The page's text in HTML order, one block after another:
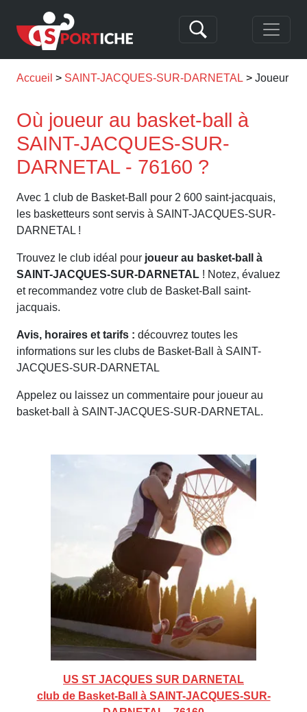
Accueil SAINT-JACQUES-SUR-DARNETAL Joueur au
Où joueur au basket-ball à
SAINT-JACQUES-SUR-
DARNETAL - 76160 ?
Avec 1 club de Basket-Ball pour 2 600 saint-jacquais,
les basketteurs sont servis à SAINT-JACQUES-SUR-
DARNETAL !
Trouvez le club idéal pour joueur au basket-ball à
SAINT-JACQUES-SUR-DARNETAL ! Notez, évaluez
et recommandez votre club de Basket-Ball saint-
jacquais.
Avis, horaires et tarifs : découvrez toutes les
informations sur les clubs de Basket-Ball à SAINT-
JACQUES-SUR-DARNETAL
Appelez ou laissez un commentaire pour joueur au
basket-ball à SAINT-JACQUES-SUR-DARNETAL.
US ST JACQUES SUR DARNETAL
club de Basket-Ball à SAINT-JACQUES-SUR-